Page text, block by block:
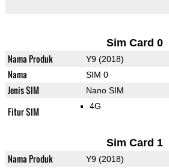
Sim Card 0
Nama Produk Y9 (2018)
Nama SIM 0
Jenis SIM Nano SIM
Fitur SIM 4G
Sim Card 1
Nama Produk Y9 (2018)